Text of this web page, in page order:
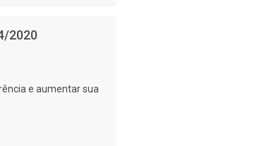
2020
e aumentar sua